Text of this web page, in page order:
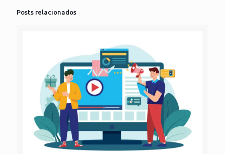
Posts relacionados